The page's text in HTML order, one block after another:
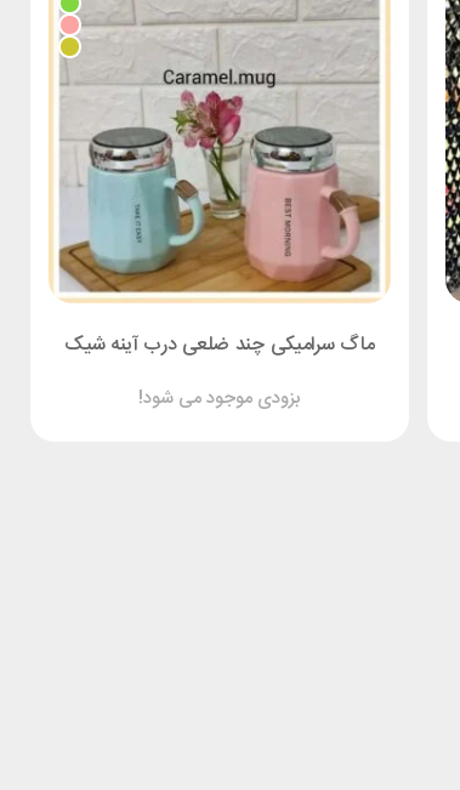
ماگ سرامیکی چند ضلعی درب آینه شیک
بزودی موجود می شود!